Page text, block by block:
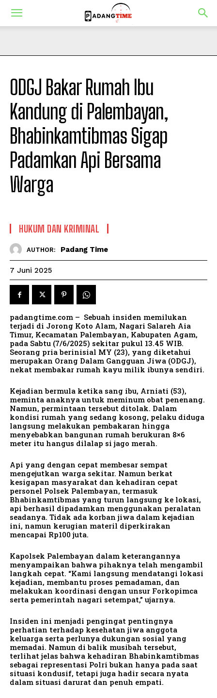
ODGJ Bakar Rumah Ibu
Kandung di Palembayan,
Bhabinkamtibmas Sigap
Padamkan Api Bersama
Warga
HUKUM DAN KRIMINAL
AUTHOR: Padang Time
7 Juni 2025
padangtime.com – Sebuah insiden memilukan
terjadi di Jorong Koto Alam, Nagari Salareh Aia
Timur, Kecamatan Palembayan, Kabupaten Agam,
pada Sabtu (7/6/2025) sekitar pukul 13.45 WIB.
Seorang pria berinisial MY (23), yang diketahui
merupakan Orang Dalam Gangguan Jiwa (ODGJ),
nekat membakar rumah kayu milik ibunya sendiri.
Kejadian bermula ketika sang ibu, Arniati (53),
meminta anaknya untuk meminum obat penenang.
Namun, permintaan tersebut ditolak. Dalam
kondisi rumah yang sedang kosong, pelaku diduga
langsung melakukan pembakaran hingga
menyebabkan bangunan rumah berukuran 8×6
meter itu hangus dilalap si jago merah.
Api yang dengan cepat membesar sempat
mengejutkan warga sekitar. Namun berkat
kesigapan masyarakat dan kehadiran cepat
personel Polsek Palembayan, termasuk
Bhabinkamtibmas yang turun langsung ke lokasi,
api berhasil dipadamkan menggunakan peralatan
seadanya. Tidak ada korban jiwa dalam kejadian
ini, namun kerugian materil diperkirakan
mencapai Rp100 juta.
Kapolsek Palembayan dalam keterangannya
menyampaikan bahwa pihaknya telah mengambil
langkah cepat. “Kami langsung mendatangi lokasi
kejadian, membantu proses pemadaman, dan
melakukan koordinasi dengan unsur Forkopimca
serta pemerintah nagari setempat,” ujarnya.
Insiden ini menjadi pengingat pentingnya
perhatian terhadap kesehatan jiwa anggota
keluarga serta perlunya dukungan sosial yang
memadai. Namun di balik musibah tersebut,
terlihat jelas bahwa kehadiran Bhabinkamtibmas
sebagai representasi Polri bukan hanya pada saat
situasi kondusif, tetapi juga hadir secara nyata
dalam situasi darurat dan penuh empati.